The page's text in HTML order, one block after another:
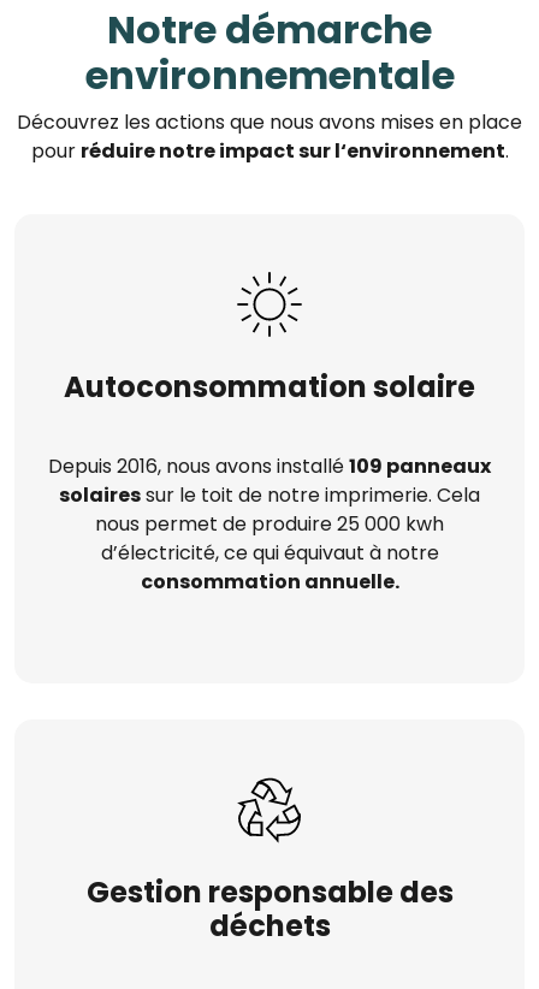
Notre démarche
environnementale
Découvrez les actions que nous avons mises en place
pour réduire notre impact sur l‘environnement.
Autoconsommation solaire
Depuis 2016, nous avons installé109 panneaux
solairessur le toit de notre imprimerie. Cela
nous permet de produire 25 000 kwh
d’électricité, ce qui équivaut à notre
consommation annuelle.
Gestion responsable des
déchets